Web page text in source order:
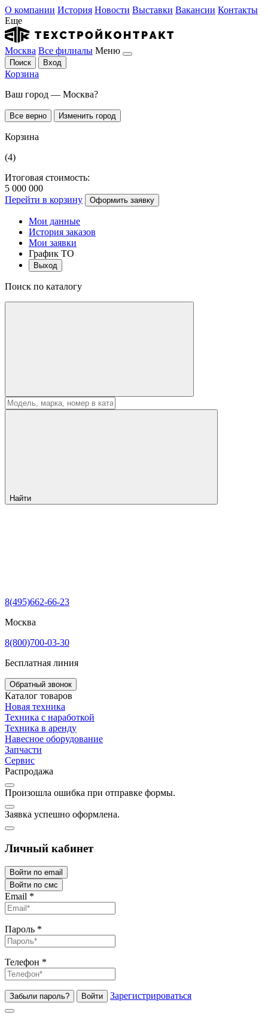
О компании История Новости Выставки Вакансии Контакты
Еще
Москва Все филиалы Меню
Поиск Вход
Корзина
Ваш город — Москва?
Все верно Изменить город
Корзина
(4)
Итоговая стоимость:
5 000 000
Перейти в корзину
Оформить заявку
Мои данные
История заказов
Мои заявки
График ТО
Выход
Поиск по каталогу
Найти
8(495)662-66-23
Москва
8(800)700-03-30
Бесплатная линия
Обратный звонок
Каталог товаров
Новая техника
Техника с наработкой
Техника в аренду
Навесное оборудование
Запчасти
Сервис
Распродажа
Произошла ошибка при отправке формы.
Заявка успешно оформлена.
Личный кабинет
Войти по email
Войти по смс
Email *
Пароль *
Телефон *
Забыли пароль? Войти Зарегистрироваться